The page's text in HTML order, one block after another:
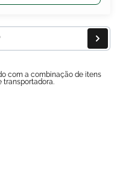
com a combinação de itens